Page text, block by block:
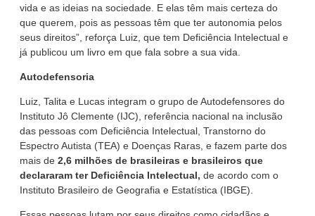
vida e as ideias na sociedade. E elas têm mais certeza do
que querem, pois as pessoas têm que ter autonomia pelos
seus direitos”, reforça Luiz, que tem Deficiência Intelectual e
já publicou um livro em que fala sobre a sua vida.
Autodefensoria
Luiz, Talita e Lucas integram o grupo de Autodefensores do
Instituto Jô Clemente (IJC), referência nacional na inclusão
das pessoas com Deficiência Intelectual, Transtorno do
Espectro Autista (TEA) e Doenças Raras, e fazem parte dos
mais de 2,6 milhões de brasileiras e brasileiros que
declararam ter Deficiência Intelectual, de acordo com o
Instituto Brasileiro de Geografia e Estatística (IBGE).